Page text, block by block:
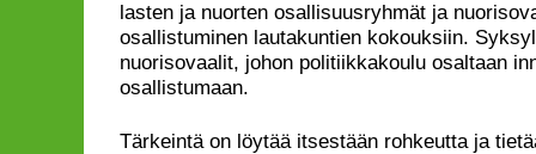
lasten ja nuorten osallisuusryhmät ja
osallistuminen lautakuntien kokouksiin.
nuorisovaalit, johon politiikkakoulu osaltaan
osallistumaan.
Tärkeintä on löytää itsestään rohkeutta ja